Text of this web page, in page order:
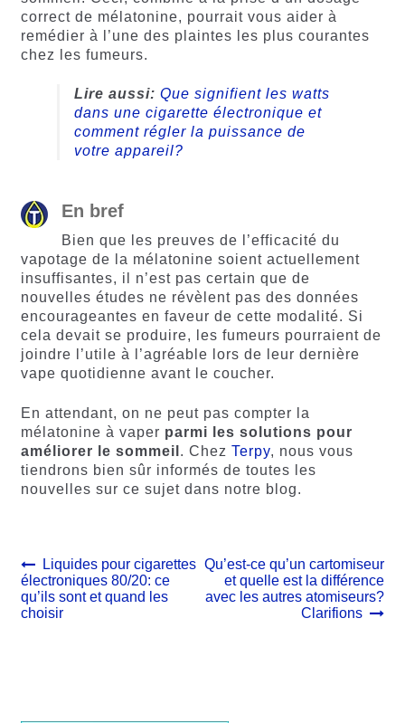
correct de mélatonine, pourrait vous aider à
remédier à l’une des plaintes les plus courantes
chez les fumeurs.
Lire aussi: Que signifient les watts
dans une cigarette électronique et
comment régler la puissance de
votre appareil?
En bref
Bien que les preuves de l’efficacité du
vapotage de la mélatonine soient actuellement
insuffisantes, il n’est pas certain que de
nouvelles études ne révèlent pas des données
encourageantes en faveur de cette modalité. Si
cela devait se produire, les fumeurs pourraient de
joindre l’utile à l’agréable lors de leur dernière
vape quotidienne avant le coucher.
En attendant, on ne peut pas compter la
mélatonine à vaper parmi les solutions pour
améliorer le sommeil . Chez Terpy, nous vous
tiendrons bien sûr informés de toutes les
nouvelles sur ce sujet dans notre blog.
Navigation
de
l’article
Article
précédent :
Liquides pour cigarettes
électroniques 80/20: ce
qu’ils sont et quand les
choisir
Article
suivant :
Qu’est-ce qu’un cartomiseur
et quelle est la différence
avec les autres atomiseurs?
Clarifions